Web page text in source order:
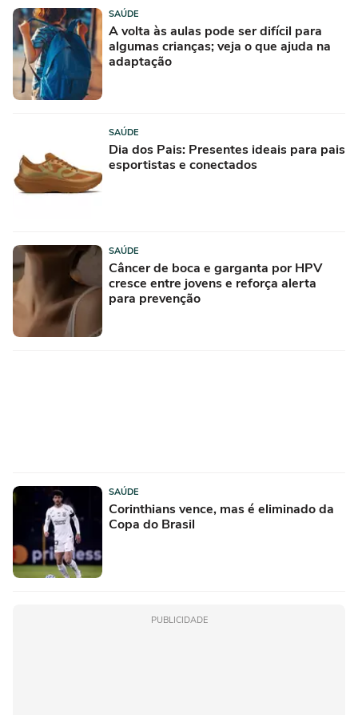
SAÚDE
A volta às aulas pode ser difícil para
algumas crianças; veja o que ajuda na
adaptação
SAÚDE
Dia dos Pais: Presentes ideais para pais
esportistas e conectados
SAÚDE
Câncer de boca e garganta por HPV
cresce entre jovens e reforça alerta
para prevenção
SAÚDE
Corinthians vence, mas é eliminado da
Copa do Brasil
PUBLICIDADE